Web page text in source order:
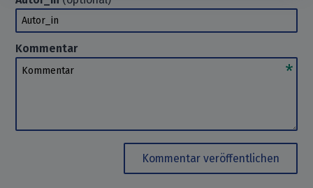
Autor_in
Kommentar
Kommentar
Kommentar veröffentlichen